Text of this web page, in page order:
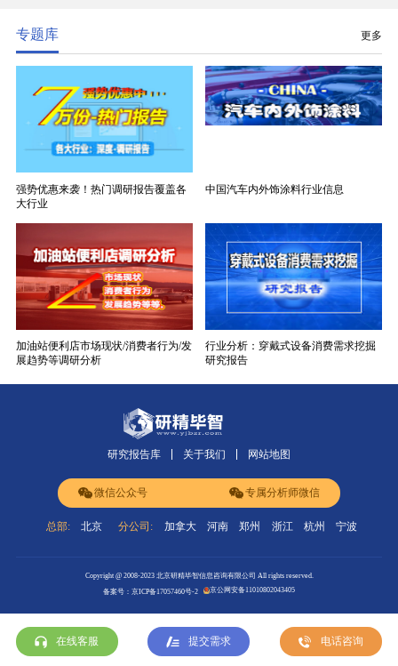
专题库 更多
强势优惠来袭！热门调研报告覆盖各
大行业
中国汽车内外饰涂料行业信息
加油站便利店市场现状/消费者行为/发
展趋势等调研分析
行业分析：穿戴式设备消费需求挖掘
研究报告
研究报告库 关于我们 网站地图
微信公众号 专属分析师微信
总部: 北京 分公司: 加拿大 河南 郑州 浙江 杭州 宁波
Copyright @ 2008-2023 北京研精毕智信息咨询有限公司 All rights reserved.
备案号：京ICP备17057460号-2
京公网安备11010802043405
在线客服 提交需求 电话咨询